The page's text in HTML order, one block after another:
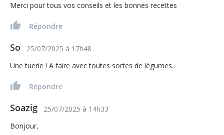
Merci pour tous vos conseils et les bonnes recettes
Répondre
So 25/07/2025 à 17h48
Une tuerie ! A faire avec toutes sortes de légumes..
Répondre
Soazig 25/07/2025 à 14h33
Bonjour,